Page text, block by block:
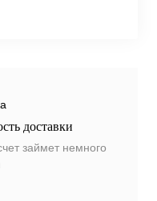
доставки
займет немного